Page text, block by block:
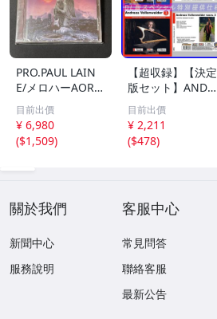
PRO.PAUL LAIN
E/メロハーAOR◆
THE RADIO SUN/
UNSTOPPABLE
目前出價
¥ 6,980
($1,509)
【超収録】【決定
版セット】ANDR
EAS VOLLENWEI
DER CD1+2+3 厳
選プレミア音源集
MP3CD-DLVer 3
目前出價
¥ 2,211
($478)
關於我們
新聞中心
服務說明
客服中心
常見問答
聯絡客服
最新公告